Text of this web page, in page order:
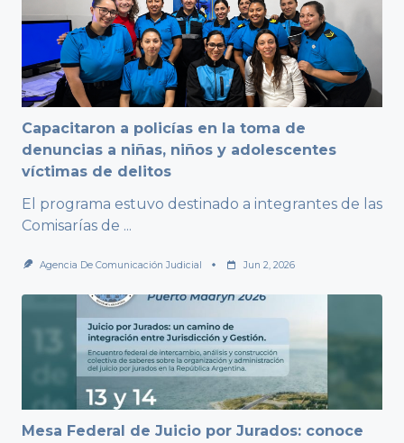
Capacitaron a policías en la toma de
denuncias a niñas, niños y adolescentes
víctimas de delitos
El programa estuvo destinado a integrantes de las
Comisarías de ...
Agencia De Comunicación Judicial Jun 2, 2026
Mesa Federal de Juicio por Jurados: conoce